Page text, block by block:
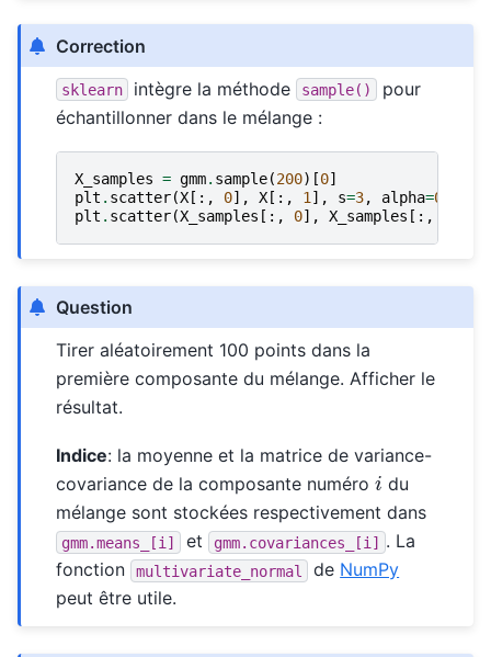
Correction
sklearn intègre la méthode sample()
pour
échantillonner dans le mélange :
X_samples = gmm. sample(200)[0]
plt . scatter(X [:, 0], X [:, 1 ], s=3, alpha=0.5
plt . scatter(X_samples [:, 0], X_samples [:,
Question
Tirer aléatoirement 100 points dans la
première composante du mélange. Afficher le
résultat.
Indice: la moyenne et la matrice de variance-
covariance de la composante numéroi du
mélange sont stockées respectivement dans
gmm.means_[i] et gmm.covariances_[i] . La
fonction
multivariate_normal de NumPy
peut être utile.